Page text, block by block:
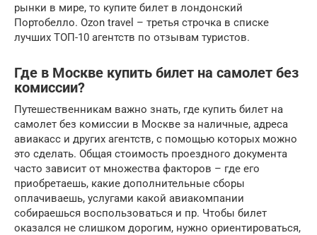
рынки в мире, то купите билет в лондонский
Портобелло. Ozon travel – третья строчка в списке
лучших ТОП-10 агентств по отзывам туристов.
Где в Москве купить билет на самолет без
комиссии?
Путешественникам важно знать, где купить билет на
самолет без комиссии в Москве за наличные, адреса
авиакасс и других агентств, с помощью которых можно
это сделать. Общая стоимость проездного документа
часто зависит от множества факторов – где его
приобретаешь, какие дополнительные сборы
оплачиваешь, услугами какой авиакомпании
собираешься воспользоваться и пр. Чтобы билет
оказался не слишком дорогим, нужно ориентироваться,